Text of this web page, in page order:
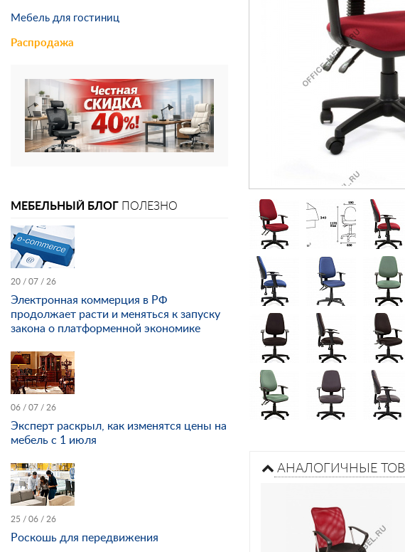
АНАЛОГИЧНЫЕ
Мебель для гостиниц
Распродажа
МЕБЕЛЬНЫЙ БЛОГ ПОЛЕЗНО
20 / 07 / 26
Электронная коммерция в РФ
продолжает расти и меняться к запуску
закона о платформенной экономике
06 / 07 / 26
Эксперт раскрыл, как изменятся цены на
мебель с 1 июля
25 / 06 / 26
Роскошь для передвижения